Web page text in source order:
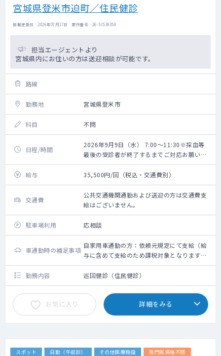
宮城県登米市迫町／住民健診
掲載更新日 : 2026年07月17日 案件番号 : 26-SI539358
担当エージェントより
宮城県内にお住いの方は送迎相談が可能です。
路線
勤務地 宮城県登米市
科目 不問
日程/時間
2026年9月9日（水） 7:00～11:30※採血等
最後の受診者が終了するまでご対応お願いい
たします。
給与
35,500円/回（税込・交通費別）
交通費
公共交通機関通勤および送迎の方は交通費支
給はございません。
駐車場利用 応相談
車通勤時の補足事項
自家用車通勤の方：依頼元規定にて支給（給
与に含めて支給のため課税対象となります。
備考欄参照ください）
勤務内容
巡回健診（住民健診）
お気に入り 詳細をみる
スポット 日勤（午前診） その他医療施設 専門医資格不問